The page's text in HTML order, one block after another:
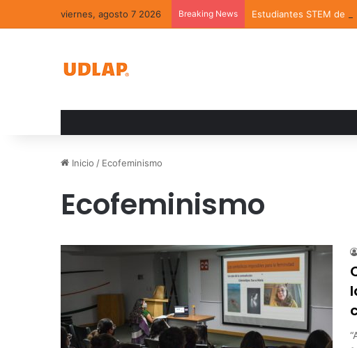
viernes, agosto 7 2026 Breaking News Estudiantes STEM de
Inicio / Ecofeminismo
Ecofeminismo